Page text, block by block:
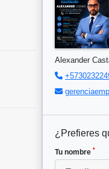
Alexander
¿Prefieres
Tu nombre *